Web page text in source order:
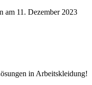
am 11. Dezember 2023
in Arbeitskleidung!